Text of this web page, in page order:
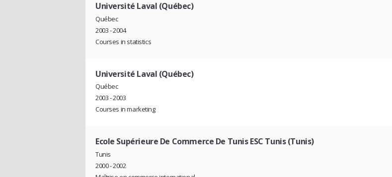
Université Laval (Québec)
Québec
2003 - 2004
Courses in statistics
Université Laval (Québec)
Québec
2003 - 2003
Courses in marketing
Ecole Supérieure De Commerce De Tunis ESC Tunis (Tunis)
Tunis
2000 - 2002